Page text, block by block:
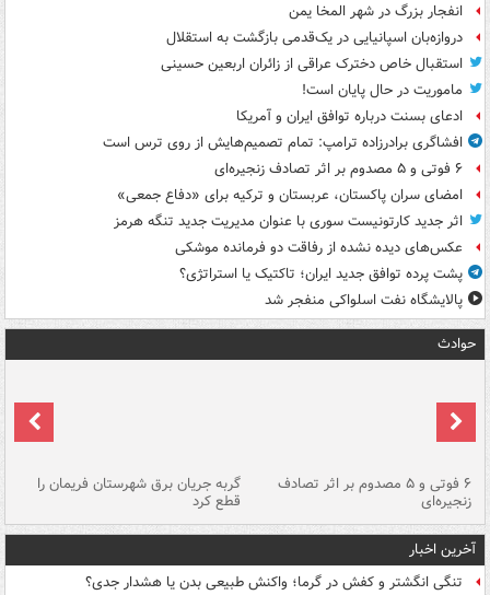
انفجار بزرگ در شهر المخا یمن
دروازه‌بان اسپانیایی در یک‌قدمی بازگشت به استقلال
استقبال خاص دخترک عراقی از زائران اربعین حسینی
ماموریت در حال پایان است!
ادعای بسنت درباره توافق ایران و آمریکا
افشاگری برادرزاده ترامپ: تمام تصمیم‌هایش از روی ترس است
۶ فوتی و ۵ مصدوم بر اثر تصادف زنجیره‌ای
امضای سران پاکستان، عربستان و ترکیه برای «دفاع جمعی»
اثر جدید کارتونیست سوری با عنوان مدیریت جدید تنگه هرمز
عکس‌های دیده نشده از رفاقت دو فرمانده‌ موشکی
پشت پرده توافق جدید ایران؛ تاکتیک یا استراتژی؟
پالایشگاه نفت اسلواکی منفجر شد
حوادث
۶ فوتی و ۵ مصدوم بر اثر تصادف
زنجیره‌ای
گربه جریان برق شهرستان فریمان را
قطع کرد
آخرین اخبار
تنگی انگشتر و کفش در گرما؛ واکنش طبیعی بدن یا هشدار جدی؟